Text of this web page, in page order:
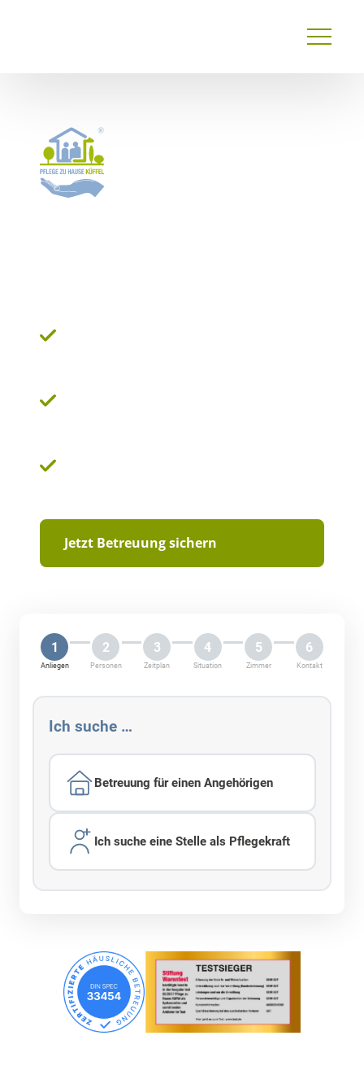
Primary
Jetzt Betreuung sichern
1
Anliegen
2
Personen
3
Zeitplan
4
Situation
5
Zimmer
6
Kontakt
Ich suche …
Betreuung für einen Angehörigen
Ich suche eine Stelle als Pflegekraft